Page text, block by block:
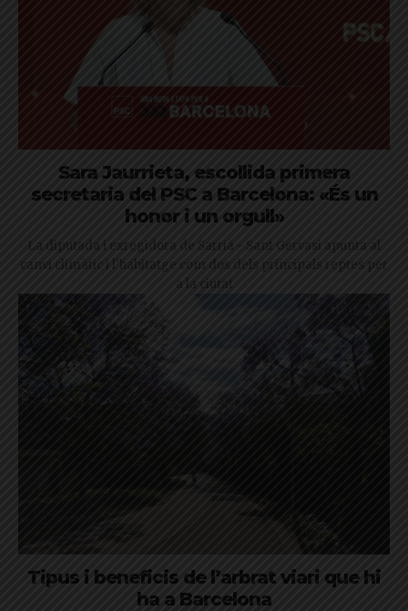
Sara Jaurrieta, escollida primera
secretaria del PSC a Barcelona: «És un
honor i un orgull»
La diputada i exregidora de Sarrià - Sant Gervasi apunta al
canvi climàtic i l'habitatge com dos dels principals reptes per
a la ciutat
Tipus i beneficis de l’arbrat viari que hi
ha a Barcelona